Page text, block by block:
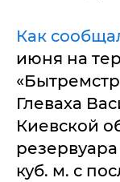
Как
июня на
Глеваха
Киевской
куб. м. с